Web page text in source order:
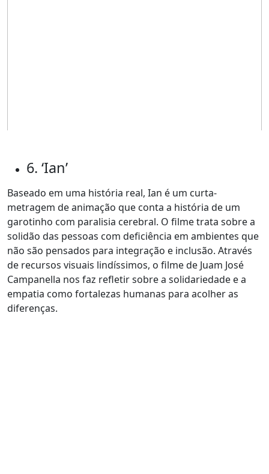
6. ‘Ian’
Baseado em uma história real, Ian é um curta-
metragem de animação que conta a história de um
garotinho com paralisia cerebral. O filme trata sobre a
solidão das pessoas com deficiência em ambientes que
não são pensados para integração e inclusão. Através
de recursos visuais lindíssimos, o filme de Juam José
Campanella nos faz refletir sobre a solidariedade e a
empatia como fortalezas humanas para acolher as
diferenças.